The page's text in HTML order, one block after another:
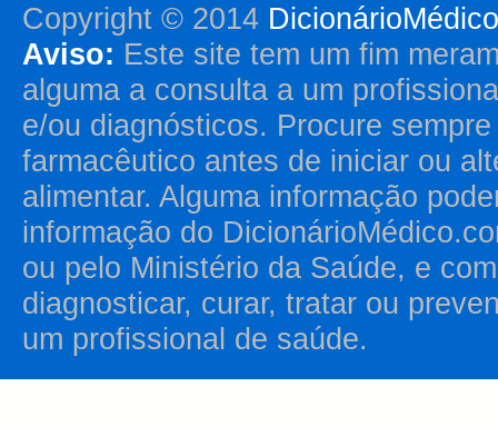
Copyright © 2014
Aviso: Este site tem um fim
alguma a consulta a um
e/ou diagnósticos. Procure
farmacêutico antes de iniciar ou
alimentar. Alguma informação
informação do
ou pelo Ministério da Saúde, e
diagnosticar, curar, tratar ou
um profissional de saúde.